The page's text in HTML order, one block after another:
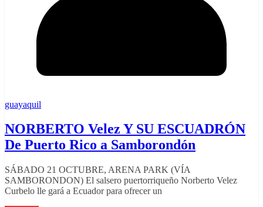
guayaquil
NORBERTO Velez Y SU ESCUADRÓN
De Puerto Rico a Samborondón
SÁBADO 21 OCTUBRE, ARENA PARK (VÍA
SAMBORONDON) El salsero puertorriqueño Norberto Velez
Curbelo lle gará a Ecuador para ofrecer un